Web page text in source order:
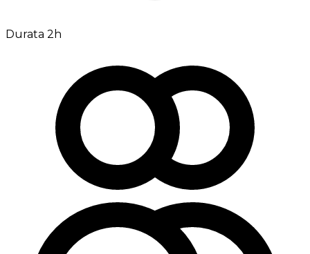
Durata 2h